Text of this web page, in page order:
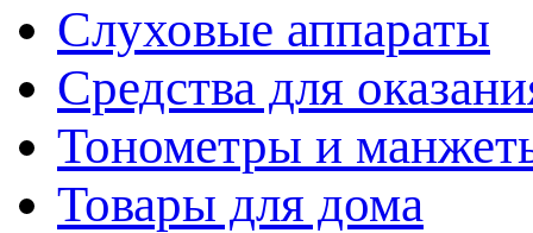
Слуховые аппараты
Средства для
Тонометры и
Товары для дома